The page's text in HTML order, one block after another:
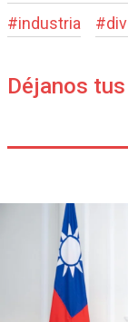
#industria #
Déjanos